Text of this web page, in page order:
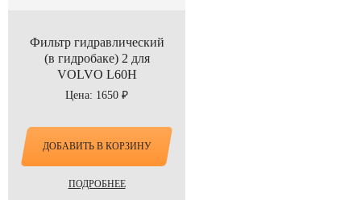
Фильтр гидравлический
(в гидробаке) 2 для
VOLVO L60H
Цена: 1650 ₽
ДОБАВИТЬ В КОРЗИНУ
ПОДРОБНЕЕ